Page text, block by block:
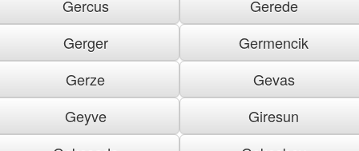
Gercus
Gerede
Gerger
Germencik
Gerze
Gevas
Geyve
Giresun